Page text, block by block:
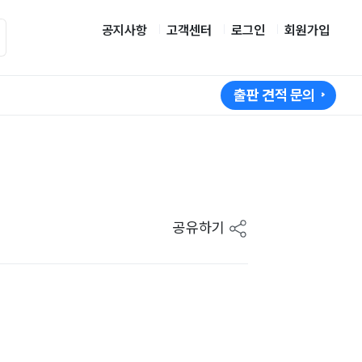
공지사항 고객센터 로그인 회원가입
출판 견적 문의
공유하기